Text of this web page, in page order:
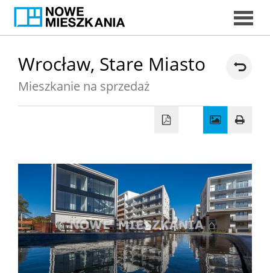
DORADCY
Wrocław, Stare Miasto
Mieszkanie na sprzedaż